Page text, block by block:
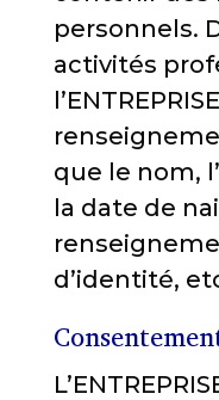
personnels.
activités
que le nom,
la date de
d’identité,